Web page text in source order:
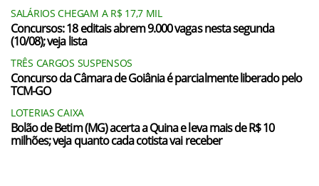
SALÁRIOS CHEGAM A R$ 17,7 MIL
Concursos: 18 editais abrem 9.000 vagas nesta segunda
(10/08); veja lista
TRÊS CARGOS SUSPENSOS
Concurso da Câmara de Goiânia é parcialmente liberado pelo
TCM-GO
LOTERIAS CAIXA
Bolão de Betim (MG) acerta a Quina e leva mais de R$ 10
milhões; veja quanto cada cotista vai receber